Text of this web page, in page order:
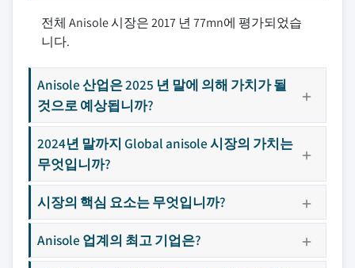
전체 Anisole 시장은 2017 년 77mn에 평가되었습
니다.
Anisole 산업은 2025 년 말에 의해 가치가 될
것으로 예상됩니까?
2024년 말까지 Global anisole 시장의 가치는
무엇입니까?
시장의 핵심 요소는 무엇입니까?
Anisole 업계의 최고 기업은?